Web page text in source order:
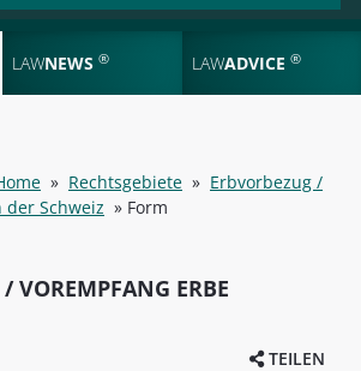
LAWNEWS ® LAWADVICE ®
» Rechtsgebiete » Erbvorbezug /
Schweiz » Form
VOREMPFANG ERBE
TEILEN